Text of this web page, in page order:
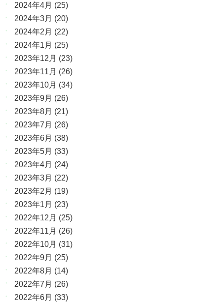
2024年4月 (25)
2024年3月 (20)
2024年2月 (22)
2024年1月 (25)
2023年12月 (23)
2023年11月 (26)
2023年10月 (34)
2023年9月 (26)
2023年8月 (21)
2023年7月 (26)
2023年6月 (38)
2023年5月 (33)
2023年4月 (24)
2023年3月 (22)
2023年2月 (19)
2023年1月 (23)
2022年12月 (25)
2022年11月 (26)
2022年10月 (31)
2022年9月 (25)
2022年8月 (14)
2022年7月 (26)
2022年6月 (33)